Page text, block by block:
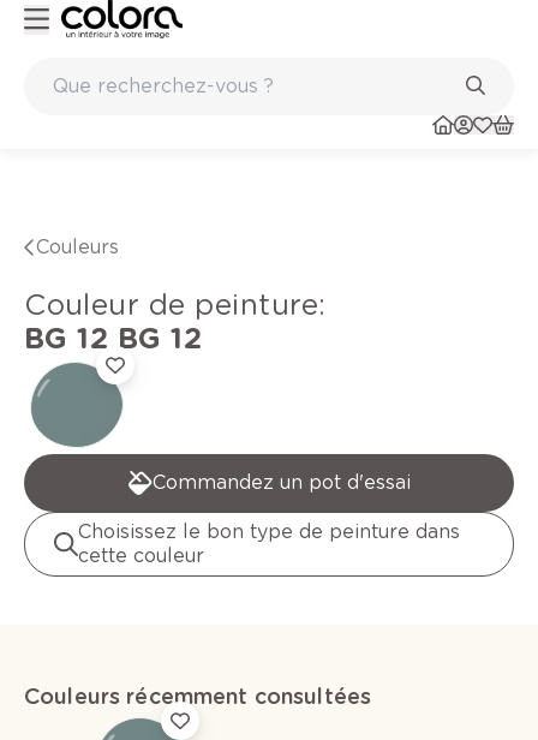
Couleurs
Couleur de peinture:
BG 12 BG 12
Commandez un pot d'essai
Choisissez le bon type de peinture dans
cette couleur
Couleurs récemment consultées